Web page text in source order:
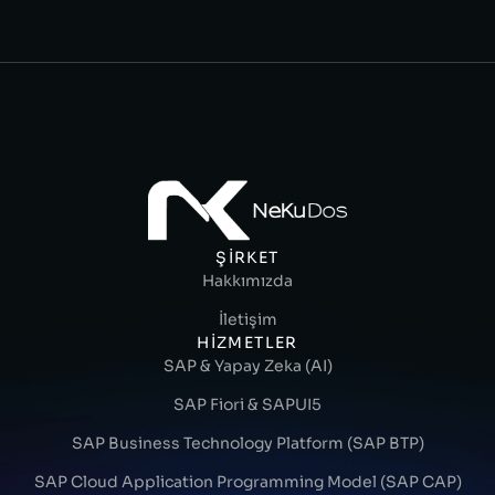
ŞIRKET
Hakkımızda
İletişim
HIZMETLER
SAP & Yapay Zeka (AI)
SAP Fiori & SAPUI5
SAP Business Technology Platform (SAP BTP)
SAP Cloud Application Programming Model (SAP CAP)